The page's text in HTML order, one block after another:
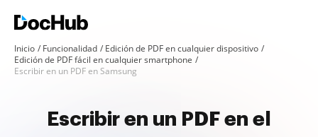
Inicio Funcionalidad
Edición de PDF en cualquier dispositivo
Edición de PDF fácil en cualquier smartphone
Escribir en un PDF en Samsung
Escribir en un PDF en el